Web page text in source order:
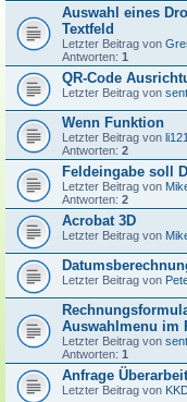
Auswahl eines
Textfeld
Letzter Beitrag von
Antworten: 1
QR-Code
Letzter Beitrag von
Wenn Funktion
Letzter Beitrag von li121
Antworten: 2
Feldeingabe soll
Letzter Beitrag von
Antworten: 2
Acrobat 3D
Letzter Beitrag von
Letzter Beitrag von
Auswahlmenu im
Letzter Beitrag von
Antworten: 1
Anfrage
Letzter Beitrag von